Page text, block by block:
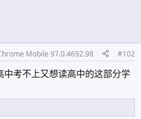
Mobile 97.0.4692.98 #102
考不上又想读高中的这部分学